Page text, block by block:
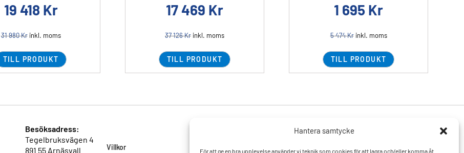
Hantera samtycke
För att ge en bra upplevelse använder vi teknik som cookies för att lagra och/eller komma åt
19 418 Kr
31 980Krinkl. moms
TILL PRODUKT
17 469 Kr
37 126Kr inkl. moms
TILL PRODUKT
1 695 Kr
5 474Krinkl. moms
TILL PRODUKT
Besöksadress:
Tegelbruksvägen 4
891 55 Arnäsvall
Villkor